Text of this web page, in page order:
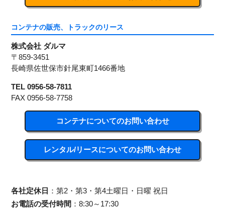
コンテナの販売、トラックのリース
株式会社 ダルマ
〒859-3451
長崎県佐世保市針尾東町1466番地
TEL0956-58-7811
FAX 0956-58-7758
コンテナについてのお問い合わせ
レンタル/リースについてのお問い合わせ
各社定休日 ：第2・第3・第4土曜日・日曜 祝日
お電話の受付時間 ：8:30～17:30